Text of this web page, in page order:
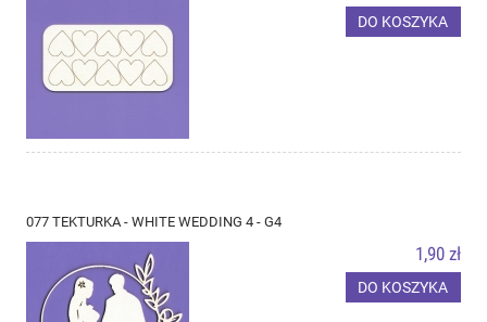
DO KOSZYKA
077 TEKTURKA - WHITE WEDDING 4 - G4
1,90 zł
DO KOSZYKA